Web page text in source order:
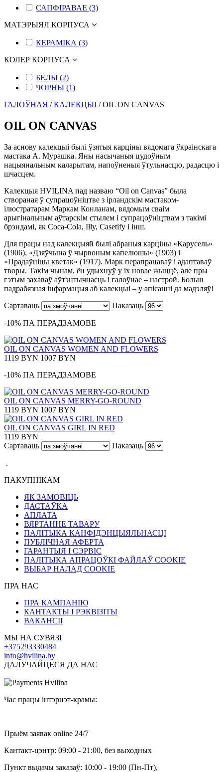
САПФІРАВАЕ (3)
МАТЭРЫЯЛ КОРПУСА
КЕРАМІКА (3)
КОЛЕР КОРПУСА
БЕЛЫ (2)
ЧОРНЫ (1)
ГАЛОЎНАЯ /КАЛЕКЦЫІ /OIL ON CANVAS
OIL ON CANVAS
За аснову калекцыі былі ўзятыя карціны вядомага ўкраінскага
мастака А. Мурашка. Яны насычаныя цудоўным
нацыянальным каларытам, напоўненыя ўтульнасцю, радасцю і
шчасцем.
Калекцыя HVILINA пад назваю “Oil on Canvas” была
створаная ў супрацоўніцтве з ірландскім мастаком-
ілюстратарам Маркам Конланам, вядомым сваім
арыгінальным аўтарскім стылем і супрацоўніцтвам з такімі
брэндамі, як Coca-Cola, Illy, Casetify і інш.
Для працы над калекцыяй былі абраныя карціны «Карусель»
(1906), «Дзяўчына ў чырвоным капелюшы» (1903) і
«Прадаўніцы кветак» (1917). Марк перапрацаваў і адаптаваў
творы. Такім чынам, ён удыхнуў у іх новае жыццё, але пры
гэтым захаваў аўтэнтычнасць і галоўнае – настрой. Больш
падрабязная інфармацыя аб калекцыі – у апісанні да мадэляў!
Сартаваць
Паказаць
-10% ПА ПЕРАДЗАМОВЕ
OIL ON CANVAS WOMEN AND FLOWERS
1119 BYN 1007 BYN
-10% ПА ПЕРАДЗАМОВЕ
OIL ON CANVAS MERRY-GO-ROUND
1119 BYN 1007 BYN
OIL ON CANVAS GIRL IN RED
1119 BYN
Сартаваць
Паказаць
.
ПАКУПНІКАМ
ЯК ЗАМОВІЦЬ
ДАСТАЎКА
АПЛАТА
ВЯРТАННЕ ТАВАРУ
ПАЛІТЫКА КАНФІДЭНЦЫЯЛЬНАСЦІ
ПУБЛІЧНАЯ АФЕРТА
ГАРАНТЫЯ І СЭРВІС
ПАЛІТЫКА АПРАЦОЎКІ ФАЙЛАЎ COOKIE
ВЫБАР НАЛАД COOKIE
ПРА НАС
ПРА КАМПАНІЮ
КАНТАКТЫ І РЭКВІЗІТЫ
ВАКАНСІІ
МЫ НА СУВЯЗІ
+375293330484
info@hvilina.by
ДАЛУЧАЙЦЕСЯ ДА НАС
Час працы інтэрнэт-крамы:
Прыём заявак online 24/7
Кантакт-цэнтр: 09:00 - 21:00, без выходных
Пункт выдачы заказаў: 10:00 - 19:00 (Пн-Пт),